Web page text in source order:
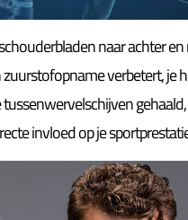
naar achter
verbetert, je
invloed op je